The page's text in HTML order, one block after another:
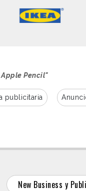
Pencil"
publicitaria
New Business y